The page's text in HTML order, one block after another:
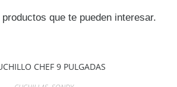
que te pueden interesar.